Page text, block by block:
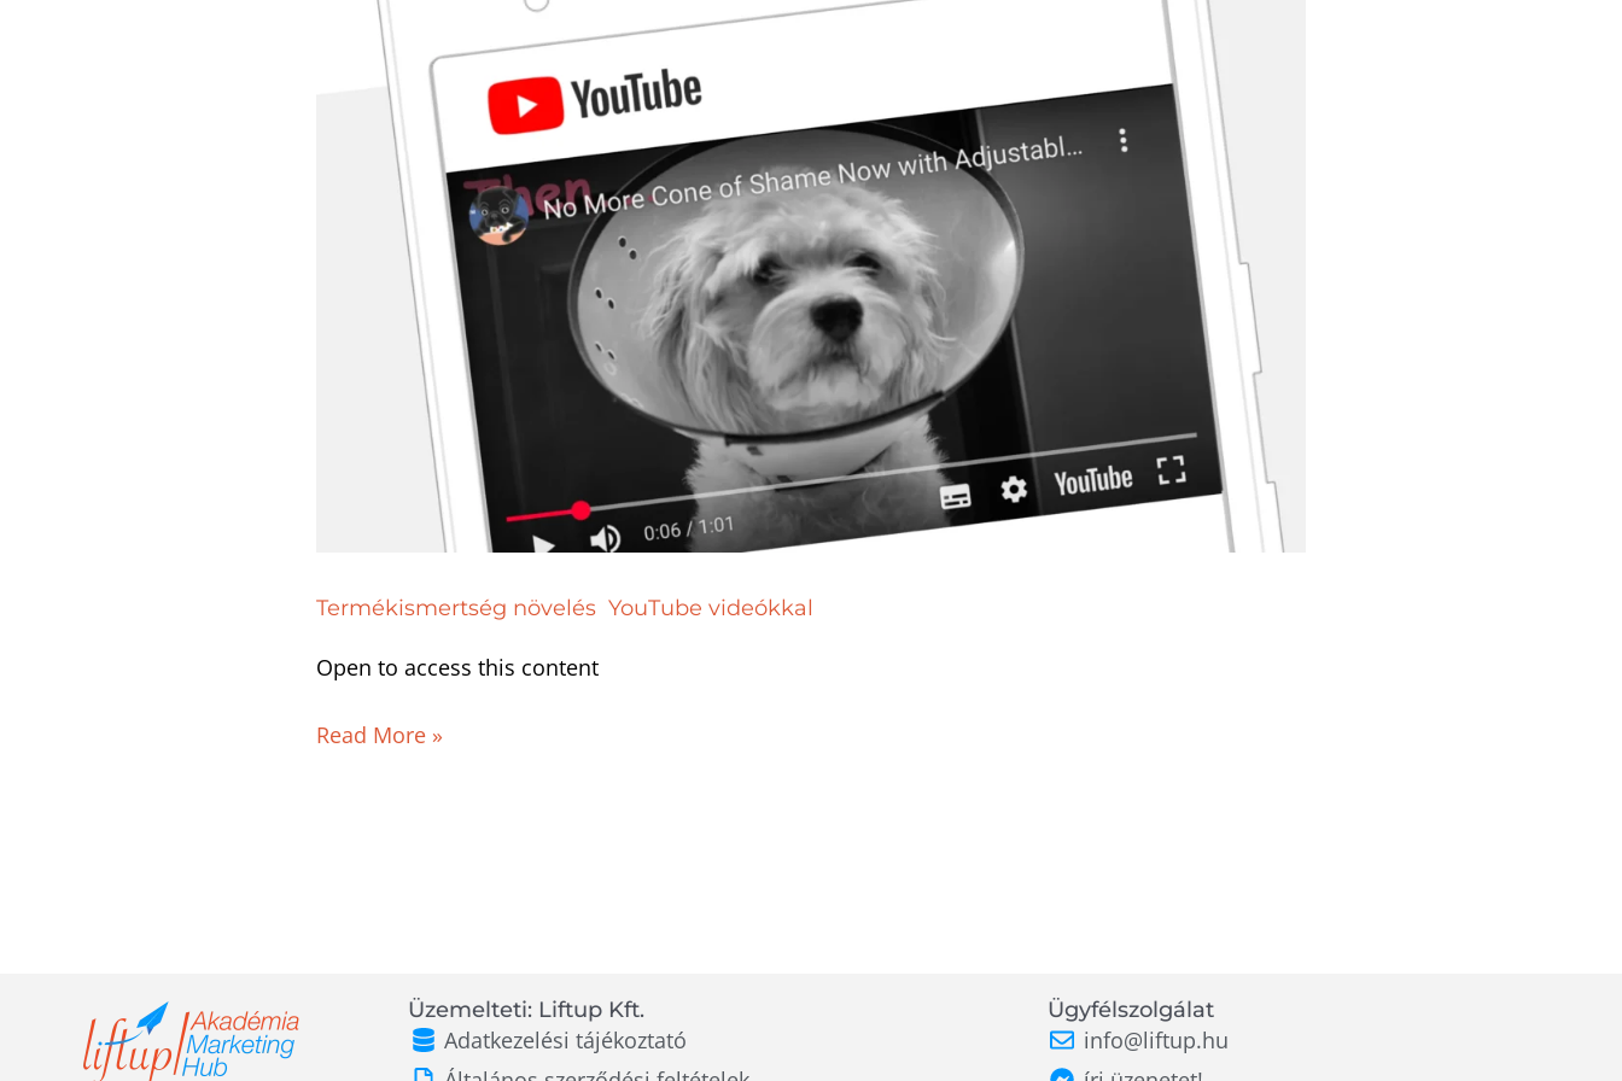
Termékismertség növelés YouTube videókkal
Open to access this content
Termékismertség
növelés
YouTube
videókkal
Read More »
Üzemelteti: Liftup Kft.
Adatkezelési tájékoztató
Ügyfélszolgálat
info@liftup.hu